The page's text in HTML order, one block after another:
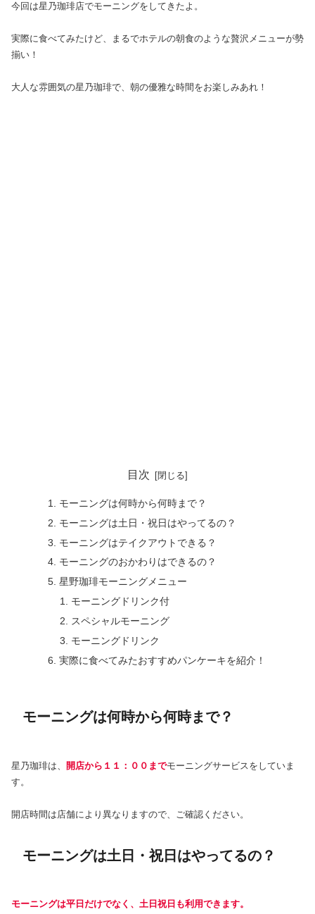
今回は星乃珈琲店でモーニングをしてきたよ。
実際に食べてみたけど、まるでホテルの朝食のような贅沢メニューが勢
揃い！
大人な雰囲気の星乃珈琲で、朝の優雅な時間をお楽しみあれ！
目次
モーニングは何時から何時まで？
モーニングは土日・祝日はやってるの？
モーニングはテイクアウトできる？
モーニングのおかわりはできるの？
星野珈琲モーニングメニュー
モーニングドリンク付
スペシャルモーニング
モーニングドリンク
実際に食べてみたおすすめパンケーキを紹介！
モーニングは何時から何時まで？
星乃珈琲は、 開店から１１：００までモーニングサービスをしていま
す。
開店時間は店舗により異なりますので、ご確認ください。
モーニングは土日・祝日はやってるの？
モーニングは平日だけでなく、土日祝日も利用できます。